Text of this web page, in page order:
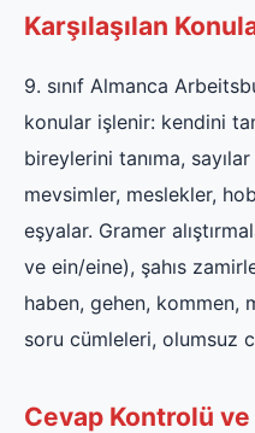
Karşılaşılan
9. sınıf Almanca
konular işlenir: kendini
bireylerini tanıma,
mevsimler, meslekler,
eşyalar. Gramer
ve ein/eine), şahıs
haben, gehen, kommen,
soru cümleleri, olumsuz
Cevap Kontrolü